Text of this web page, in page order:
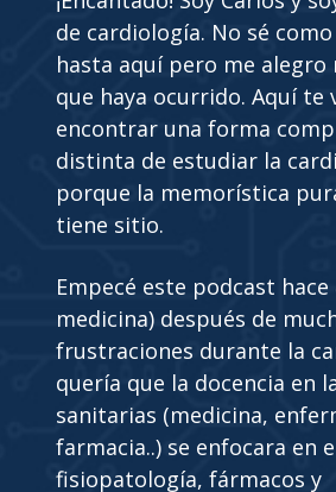
de cardiología. No sé
hasta aquí pero me alegro
que haya ocurrido. Aquí te
encontrar una forma
distinta de estudiar la
porque la memorística
tiene sitio.
Empecé este podcast hace
medicina) después de
frustraciones durante la
quería que la docencia en
sanitarias (medicina,
farmacia..) se enfocara en
fisiopatología, fármacos y